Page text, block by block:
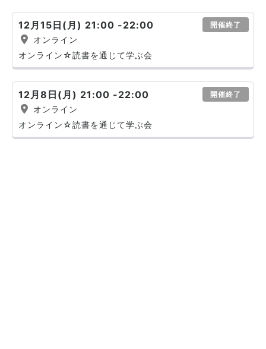
12月15日(月) 21:00 -22:00 開催終了
オンライン
オンライン☆読書を通じて学ぶ会
12月8日(月) 21:00 -22:00 開催終了
オンライン
オンライン☆読書を通じて学ぶ会